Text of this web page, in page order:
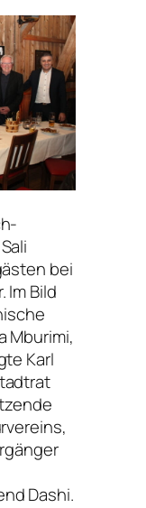
bei
Im Bild
Mburimi,
Karl
Dashi.